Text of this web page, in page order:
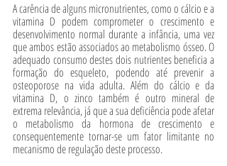
A carência de alguns micronutrientes, como o cálcio e a
vitamina D podem comprometer o crescimento e
desenvolvimento normal durante a infância, uma vez
que ambos estão associados ao metabolismo ósseo. O
adequado consumo destes dois nutrientes beneficia a
formação do esqueleto, podendo até prevenir a
osteoporose na vida adulta. Além do cálcio e da
vitamina D, o zinco também é outro mineral de
extrema relevância, já que a sua deficiência pode afetar
o metabolismo da hormona de crescimento e
consequentemente tornar-se um fator limitante no
mecanismo de regulação deste processo.